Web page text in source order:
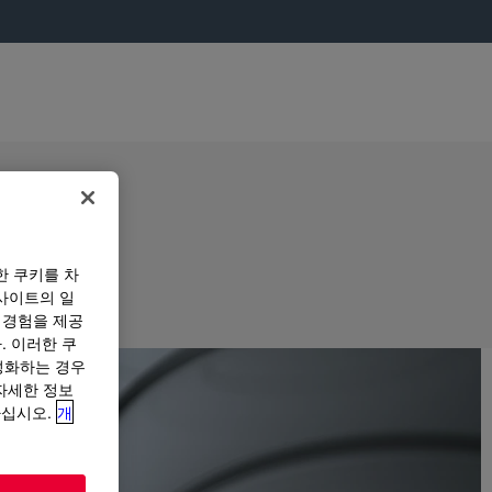
쿠키를 차
이트의 일
험을 제공
이러한 쿠
하는 경우
세한 정보
시오. 개